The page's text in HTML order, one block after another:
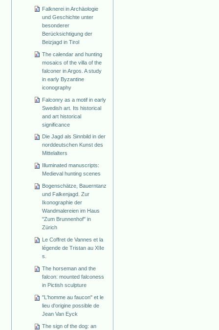
Falknerei in Archäologie
und Geschichte unter
besonderer
Berücksichtigung der
Beizjagd in Tirol
The calendar and hunting
mosaics of the villa of the
falconer in Argos. A study
in early Byzantine
iconography
Falconry as a motif in early
Swedish art. Its historical
and art historical
significance
Die Jagd als Sinnbild in der
norddeutschen Kunst des
Mittelalters
Illuminated manuscripts:
Medieval hunting scenes
Bogenschätze, Bauerntanz
und Falkenjagd. Zur
Ikonographie der
Wandmalereien im Haus
"Zum Brunnenhof" in
Zürich
Le Coffret de Vannes et la
légende de Tristan au XIIe
s.
The horseman and the
falcon: mounted falconess
in Pictish sculpture
"L'homme au faucon" et le
lieu d'origine possible de
Jean Van Eyck
The sign of the dog: an